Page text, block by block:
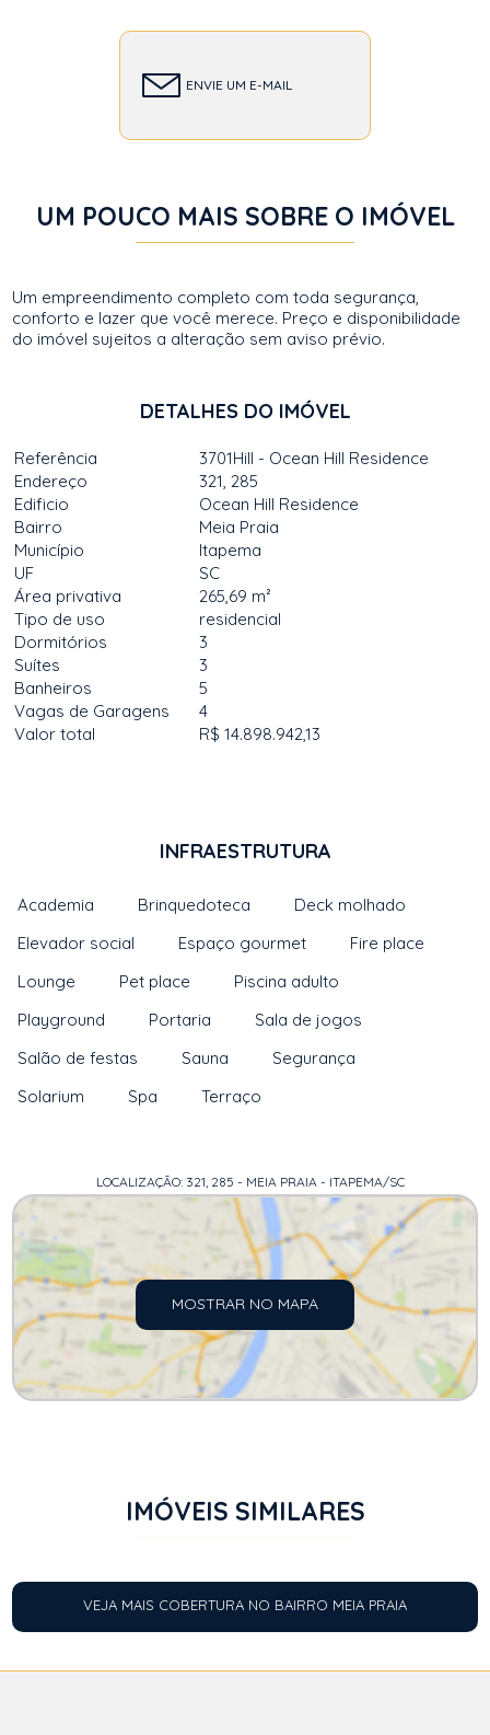
ENVIE UM E-MAIL
UM POUCO MAIS SOBRE O IMÓVEL
Um empreendimento completo com toda segurança,
conforto e lazer que você merece. Preço e disponibilidade
do imóvel sujeitos a alteração sem aviso prévio.
DETALHES DO IMÓVEL
Referência
3701Hill - Ocean Hill Residence
Endereço
321, 285
Edificio
Ocean Hill Residence
Bairro
Meia Praia
Município
Itapema
UF
SC
Área privativa
265,69 m²
Tipo de uso
residencial
Dormitórios
3
Suítes
3
Banheiros
5
Vagas de Garagens
4
Valor total
R$ 14.898.942,13
INFRAESTRUTURA
Academia Brinquedoteca
Deck molhado
Elevador social
Espaço gourmet
Fire place
Lounge
Pet place
Piscina adulto
Playground
Portaria
Sala de jogos
Salão de festas
Sauna
Segurança
Solarium
Spa Terraço
LOCALIZAÇÃO: 321, 285 - MEIA PRAIA - ITAPEMA/SC
MOSTRAR NO MAPA
IMÓVEIS SIMILARES
VEJA MAIS COBERTURA NO BAIRRO MEIA PRAIA